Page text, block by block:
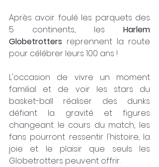
Après avoir foulé les parquets des
5 continents, les Harlem
Globetrotters reprennent la route
pour célébrer leurs 100 ans !
L'occasion de vivre un moment
familial et de voir les stars du
basket-ball réaliser des dunks
défiant la gravité et figures
changeant le cours du match, les
fans pourront ressentir l'histoire, la
joie et le plaisir que seuls les
Globetrotters peuvent offrir.